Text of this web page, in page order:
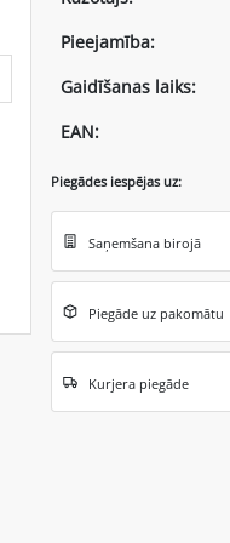
Pieejamība:
Gaidīšanas laiks:
EAN:
Piegādes iespējas uz:
Saņemšana birojā
Piegāde uz pakomātu
Kurjera piegāde